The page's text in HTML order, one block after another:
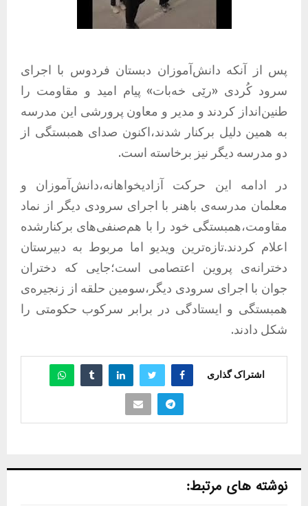
پس از آنکه دانش‌آموزان دبستان فردوس با اجرای
سرود کُردی «رێی خەبات» پیام امید و مقاومت را
طنین‌انداز کردند و مدیر و معاون پرورشی این مدرسه
به همین دلیل برکنار شدند،اکنون صدای همبستگی از
دو مدرسه دیگر نیز برخاسته است.
در ادامه‌ این حرکت آزادیخواهانه،دانش‌آموزان و
معلمان مدرسه‌ی باهنر با اجرای سرودی دیگر از نماد
مقاومت،همبستگی خود را با هم‌صنفی‌های برکنار‌شده
اعلام کردند.تازه‌ترین ویدیو اما مربوط به دبیرستان
دخترانه‌ی پروین اعتصامی است؛جایی که دختران
جوان با اجرای سرودی دیگر،سومین حلقه از زنجیره‌ی
همبستگی و ایستادگی در برابر سرکوب حکومتی را
شکل دادند.
اشتراک گذاری
نوشته های مرتبط: